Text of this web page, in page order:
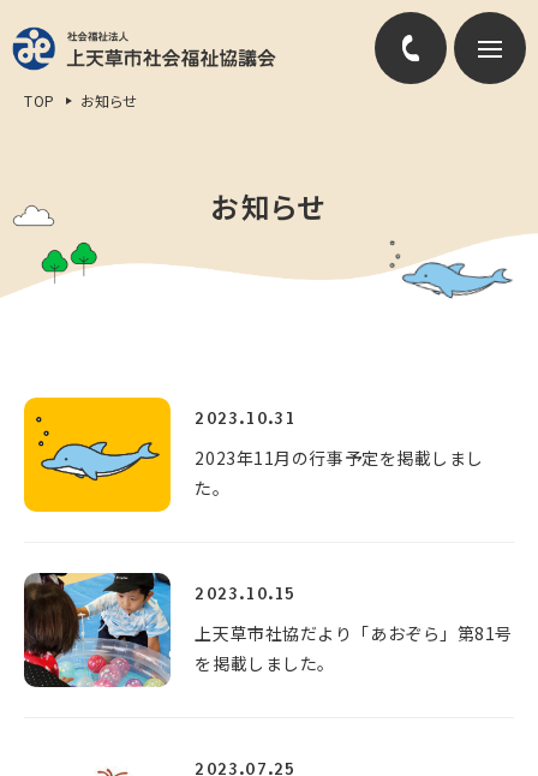
TOP お知らせ
お知らせ
2023.10.31
2023年11月の行事予定を掲載しまし
た。
2023.10.15
上天草市社協だより「あおぞら」第81号
を掲載しました。
2023.07.25